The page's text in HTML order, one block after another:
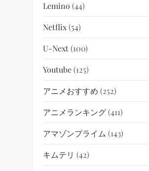
Lemino (44)
Netflix(54)
U-Next(100)
Youtube(125)
アニメおすすめ (252)
アニメランキング(411)
アマゾンプライム (143)
キムテリ (42)